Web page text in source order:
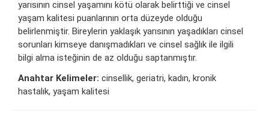
yarısının cinsel yaşamını kötü olarak belirttiği ve cinsel
yaşam kalitesi puanlarının orta düzeyde olduğu
belirlenmiştir. Bireylerin yaklaşık yarısının yaşadıkları cinsel
sorunları kimseye danışmadıkları ve cinsel sağlık ile ilgili
bilgi alma isteğinin de az olduğu saptanmıştır.
Anahtar Kelimeler: cinsellik, geriatri, kadın, kronik
hastalık, yaşam kalitesi